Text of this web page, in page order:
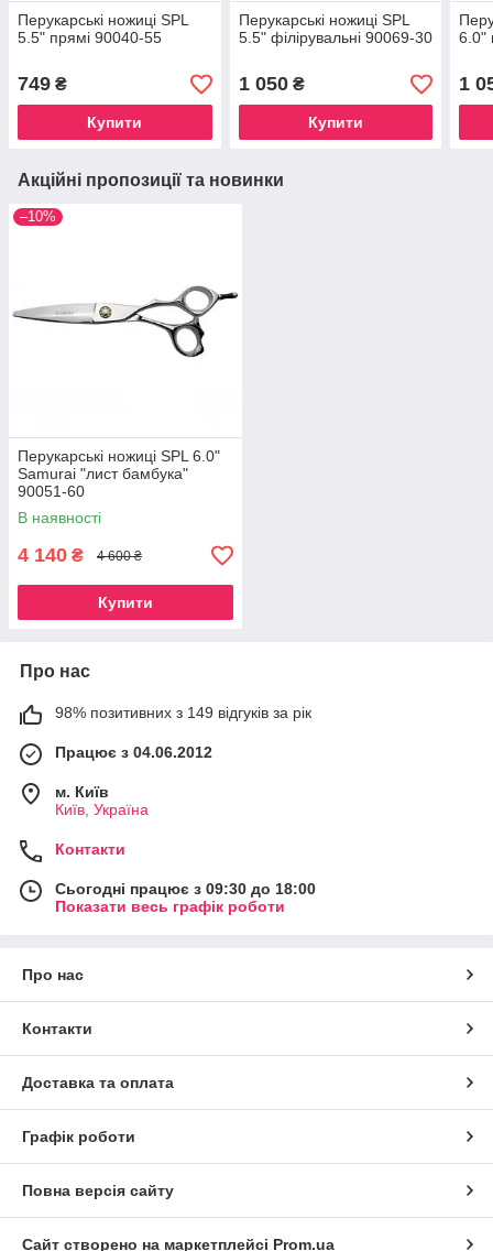
Перукарські ножиці SPL
5.5" прямі 90040-55
749 ₴
Купити
Перукарські ножиці SPL
5.5" філірувальні 90069-30
1 050₴
Купити
6.0"
1
Акційні пропозиції та новинки
–10%
Перукарські ножиці SPL 6.0"
Samurai "лист бамбука"
90051-60
В наявності
4 140 ₴ 4 600 ₴
Купити
Про нас
98% позитивних з 149 відгуків за рік
Працює з 04.06.2012
м. Київ
Київ, Україна
Контакти
Сьогодні працює з 09:30 до 18:00
Показати весь графік роботи
Про нас
Контакти
Доставка та оплата
Графік роботи
Повна версія сайту
Сайт створено на маркетплейсі Prom.ua